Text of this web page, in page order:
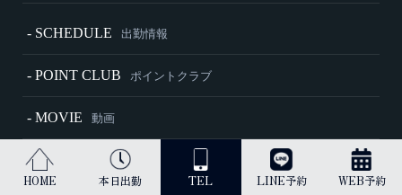
HOME 本日出勤 TEL LINE予約 WEB予約
- SCHEDULE 出勤情報
- POINT CLUB ポイントクラブ
- MOVIE 動画
- HOW TO 施術内容・ご利用方法